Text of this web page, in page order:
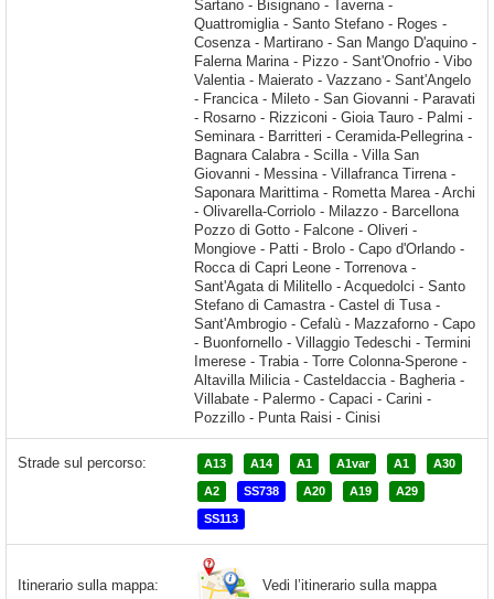
Strade sul percorso: A13 A14 A1 A1var A1 A30
A2 SS738 A20 A19 A29
SS113
Itinerario sulla mappa: Vedi l’itinerario sulla mappa